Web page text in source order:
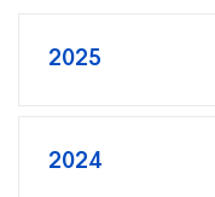
2025
2024